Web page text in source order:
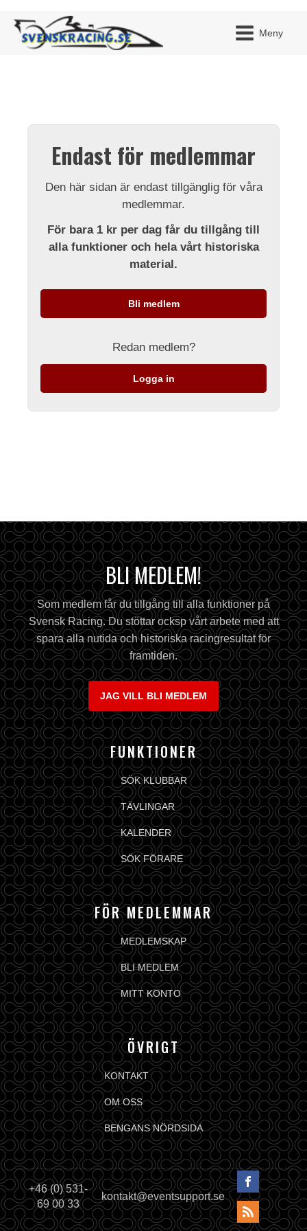
Meny
Endast för medlemmar
Den här sidan är endast tillgänglig för våra
medlemmar.
För bara 1 kr per dag får du tillgång till
alla funktioner och hela vårt historiska
material.
Bli medlem
Redan medlem?
Logga in
BLI MEDLEM!
Som medlem får du tillgång till alla funktioner på
Svensk Racing. Du stöttar ocksp vårt arbete med att
spara alla nutida och historiska racingresultat för
framtiden.
JAG VILL BLI MEDLEM
FUNKTIONER
SÖK KLUBBAR
TÄVLINGAR
KALENDER
SÖK FÖRARE
FÖR MEDLEMMAR
MEDLEMSKAP
BLI MEDLEM
MITT KONTO
ÖVRIGT
KONTAKT
OM OSS
BENGANS NÖRDSIDA
+46 (0) 531-
69 00 33
kontakt@eventsupport.se